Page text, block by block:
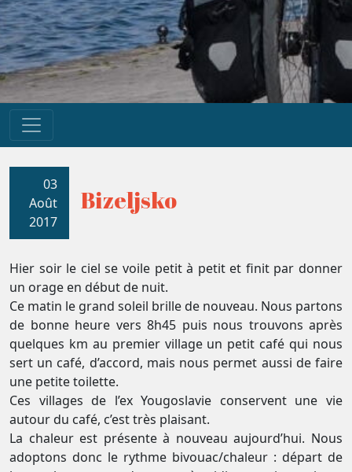
03
Août
2017
Bizeljsko
Hier soir le ciel se voile petit à petit et finit par donner
un orage en début de nuit.
Ce matin le grand soleil brille de nouveau. Nous partons
de bonne heure vers 8h45 puis nous trouvons après
quelques km au premier village un petit café qui nous
sert un café, d’accord, mais nous permet aussi de faire
une petite toilette.
Ces villages de l’ex Yougoslavie conservent une vie
autour du café, c’est très plaisant.
La chaleur est présente à nouveau aujourd’hui. Nous
adoptons donc le rythme bivouac/chaleur : départ de